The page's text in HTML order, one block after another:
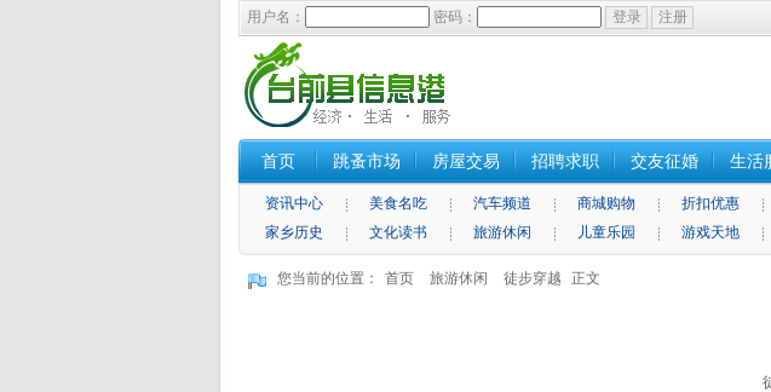
用户名： 密码：
首页 跳蚤市场 房屋交易 招聘求职 交友征婚 生活
资讯中心 美食名吃 汽车频道 商城购物 折扣优惠
家乡历史
文化读书 旅游休闲 儿童乐园 游戏天地
您当前的位置： 首页 旅游休闲 徒步穿越 正文